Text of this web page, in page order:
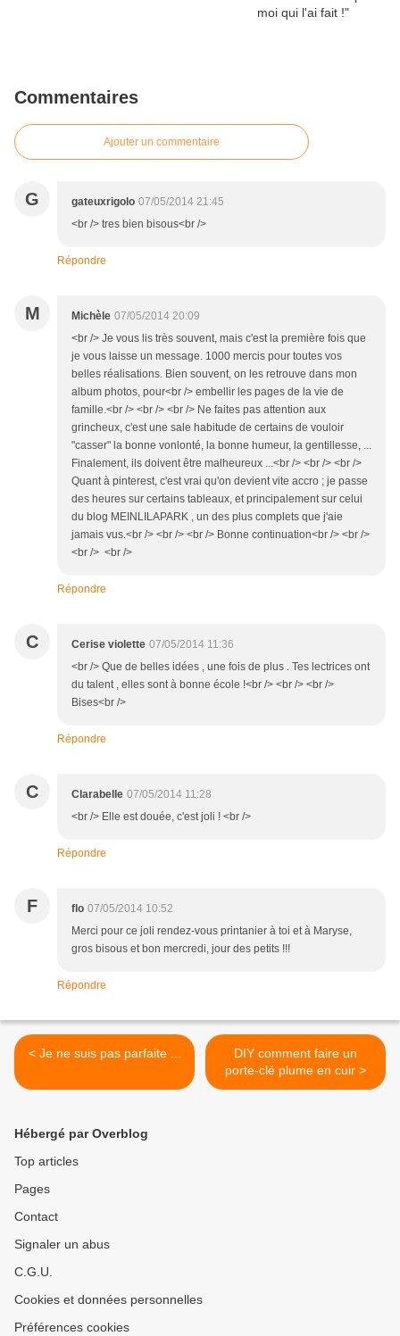
Commentaires
Ajouter un commentaire
G gateuxrigolo 07/05/2014 21:45
<br /> tres bien bisous<br />
Répondre
M Michèle 07/05/2014 20:09
<br /> Je vous lis très souvent, mais c'est la première fois que
je vous laisse un message. 1000 mercis pour toutes vos
belles réalisations. Bien souvent, on les retrouve dans mon
album photos, pour<br /> embellir les pages de la vie de
famille.<br /> <br /> <br /> Ne faites pas attention aux
grincheux, c'est une sale habitude de certains de vouloir
"casser" la bonne vonlonté, la bonne humeur, la gentillesse, ...
Finalement, ils doivent être malheureux ...<br /> <br /> <br />
Quant à pinterest, c'est vrai qu'on devient vite accro ; je passe
des heures sur certains tableaux, et principalement sur celui
du blog MEINLILAPARK , un des plus complets que j'aie
jamais vus.<br /> <br /> <br /> Bonne continuation<br /> <br />
<br /> <br />
Répondre
C Cerise violette 07/05/2014 11:36
<br /> Que de belles idées , une fois de plus . Tes lectrices ont
du talent , elles sont à bonne école !<br /> <br /> <br />
Bises<br />
Répondre
C Clarabelle 07/05/2014 11:28
<br /> Elle est douée, c'est joli ! <br />
Répondre
F flo 07/05/2014 10:52
Merci pour ce joli rendez-vous printanier à toi et à Maryse,
gros bisous et bon mercredi, jour des petits !!!
Répondre
< Je ne suis pas parfaite ...
DIY comment faire un
porte-clé plume en cuir >
Hébergé par Overblog
Top articles
Pages
Contact
Signaler un abus
C.G.U.
Cookies et données personnelles
Préférences cookies